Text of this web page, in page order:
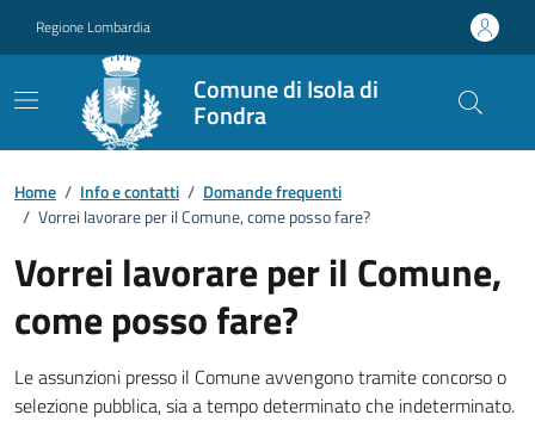
Regione Lombardia
Comune di Isola di
Fondra
Dettagli FAQ
Home / Info e contatti / Domande frequenti
/ Vorrei lavorare per il Comune, come posso fare?
Vorrei lavorare per il Comune,
come posso fare?
Le assunzioni presso il Comune avvengono tramite concorso o
selezione pubblica, sia a tempo determinato che indeterminato.